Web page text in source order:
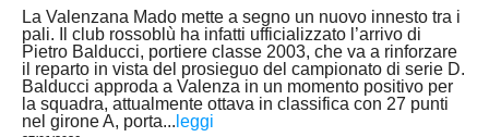
La Valenzana Mado mette a segno un nuovo innesto tra i
pali. Il club rossoblù ha infatti ufficializzato l’arrivo di
Pietro Balducci, portiere classe 2003, che va a rinforzare
il reparto in vista del prosieguo del campionato di serie D.
Balducci approda a Valenza in un momento positivo per
la squadra, attualmente ottava in classifica con 27 punti
nel girone A, porta... leggi